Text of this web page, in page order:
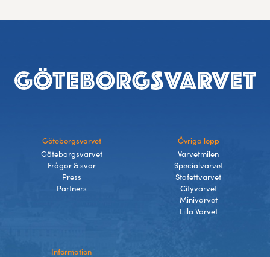
Sidfot
Göteborgsvarvet
Göteborgsvarvet
Frågor & svar
Press
Partners
Övriga lopp
Varvetmilen
Specialvarvet
Stafettvarvet
Cityvarvet
Minivarvet
Lilla Varvet
Information